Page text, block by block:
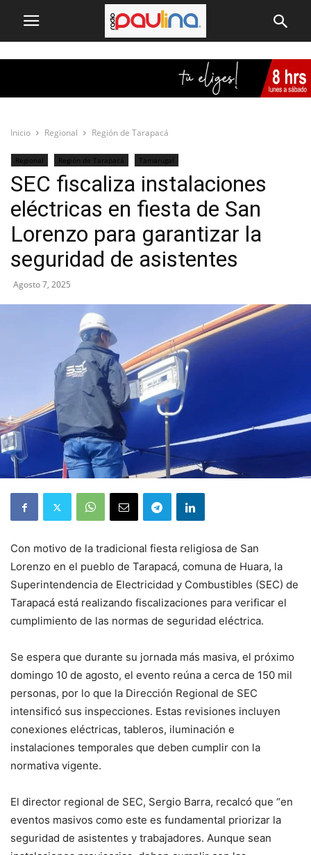
Inicio Regional Región de Tarapacá
Regional Región de Tarapacá Tamarugal
SEC fiscaliza instalaciones
eléctricas en fiesta de San
Lorenzo para garantizar la
seguridad de asistentes
Agosto 7, 2025
Con motivo de la tradicional fiesta religiosa de San
Lorenzo en el pueblo de Tarapacá, comuna de Huara, la
Superintendencia de Electricidad y Combustibles (SEC) de
Tarapacá está realizando fiscalizaciones para verificar el
cumplimiento de las normas de seguridad eléctrica.
Se espera que durante su jornada más masiva, el próximo
domingo 10 de agosto, el evento reúna a cerca de 150 mil
personas, por lo que la Dirección Regional de SEC
intensificó sus inspecciones. Estas revisiones incluyen
conexiones eléctricas, tableros, iluminación e
instalaciones temporales que deben cumplir con la
normativa vigente.
El director regional de SEC, Sergio Barra, recalcó que “en
eventos masivos como este es fundamental priorizar la
seguridad de asistentes y trabajadores. Aunque sean